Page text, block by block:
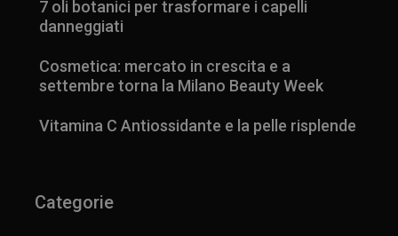
7 oli botanici per trasformare i capelli
danneggiati
Cosmetica: mercato in crescita e a
settembre torna la Milano Beauty Week
Vitamina C Antiossidante e la pelle risplende
Categorie